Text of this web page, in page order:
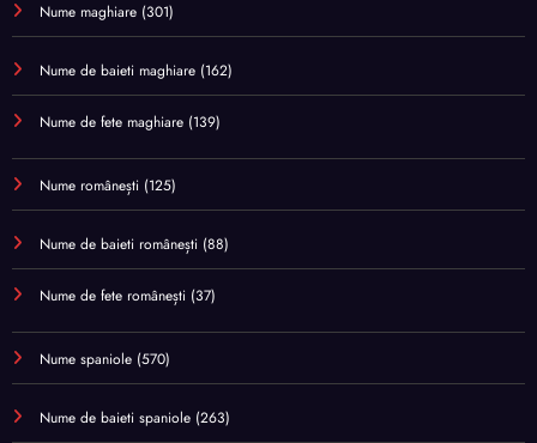
Nume maghiare (301)
Nume de baieti maghiare (162)
Nume de fete maghiare (139)
Nume românești (125)
Nume de baieti românești (88)
Nume de fete românești (37)
Nume spaniole (570)
Nume de baieti spaniole (263)